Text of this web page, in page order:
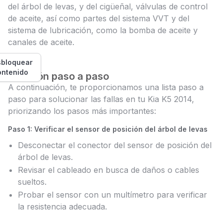
del árbol de levas, y del cigüeñal, válvulas de control
de aceite, así como partes del sistema VVT y del
sistema de lubricación, como la bomba de aceite y
canales de aceite.
Solución paso a paso
A continuación, te proporcionamos una lista paso a
paso para solucionar las fallas en tu Kia K5 2014,
priorizando los pasos más importantes:
Paso 1: Verificar el sensor de posición del árbol de levas
Desconectar el conector del sensor de posición del
árbol de levas.
Revisar el cableado en busca de daños o cables
sueltos.
Probar el sensor con un multímetro para verificar
la resistencia adecuada.